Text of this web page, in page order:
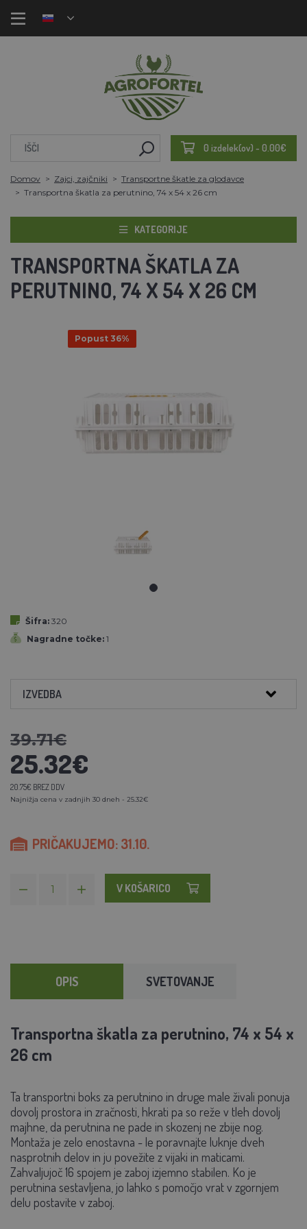
0 izdelek(ov) - 0.00€
Domov Zajci, zajčniki
Transportne škatle za glodavce
Transportna škatla za perutnino, 74 x 54 x 26 cm
KATEGORIJE
TRANSPORTNA ŠKATLA ZA
PERUTNINO, 74 X 54 X 26 CM
Popust 36%
Šifra: 320
Nagradne točke: 1
IZVEDBA
39.71€
25.32€
20.75€ BREZ DDV
Najnižja cena v zadnjih 30 dneh - 25.32€
PRIČAKUJEMO: 31.10.
V KOŠARICO
OPIS SVETOVANJE
Transportna škatla za perutnino, 74 x 54 x
26 cm
Ta transportni boks za perutnino in druge male živali ponuja
dovolj prostora in zračnosti, hkrati pa so reže v tleh dovolj
majhne, da perutnina ne pade in skozenj ne zbije nog.
Montaža je zelo enostavna - le poravnajte luknje dveh
nasprotnih delov in ju povežite z vijaki in maticami.
Zahvaljujoč 16 spojem je zaboj izjemno stabilen. Ko je
perutnina sestavljena, jo lahko s pomočjo vrat v zgornjem
delu postavite v zaboj.